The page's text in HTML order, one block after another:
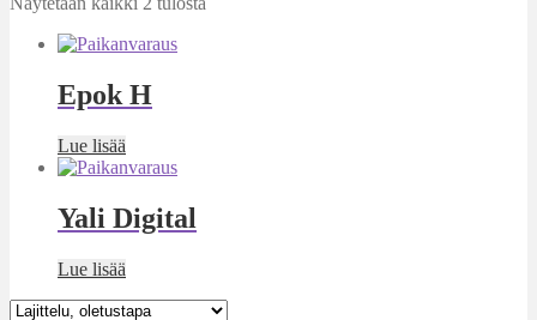
Epok H
Lue lisää
Yali Digital
Lue lisää